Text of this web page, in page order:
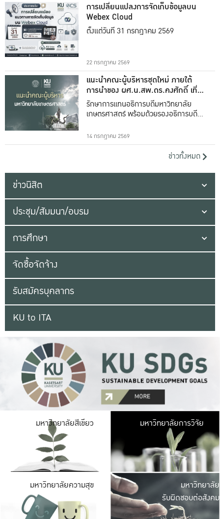
การเปลี่ยนแปลงการจัดเก็บข้อมูลบน
Webex Cloud
ตั้งแต่วันที่ 31 กรกฎาคม 2569
22 กรกฎาคม 2569
แนะนำคณะผู้บริหารชุดใหม่ ภายใต้
การนำของ ผศ.น.สพ.ดร.คงศักดิ์ เที่ยง
ธรรม
รักษาการแทนอธิการบดีมหาวิทยาลัย
เกษตรศาสตร์ พร้อมด้วยรองอธิการบดีทั้ง
14 กรกฎาคม 2569
ข่าวทั้งหมด
ข่าวนิสิต
ประชุม/สัมมนา/อบรม
การศึกษา
จัดซื้อจัดจ้าง
รับสมัครบุคลากร
KU to ITA
มหาวิทยาลัยสีเขียว มหาวิ
มีพื้นที่เขียวสดใส
เป็นป่าในเมือง เกษต
มหาวิทยาลัยการวิจัย
มหาวิทยาลัยความสุข มหาวิ
ค
เปิดประ
และพบเรื่องราวใ
มหาวิทยาลัย
รับผิดชอบต่อสังคม